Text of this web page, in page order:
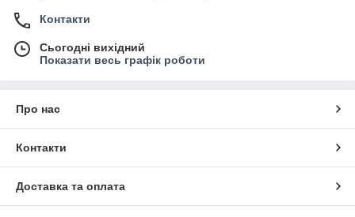
Контакти
Сьогодні вихідний
Показати весь графік роботи
Про нас
Контакти
Доставка та оплата